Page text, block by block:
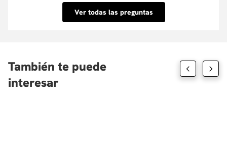
inmediata. Conoce las entidades con las que
tenemos convenio aquí.
Ver todas las preguntas
También te puede
interesar